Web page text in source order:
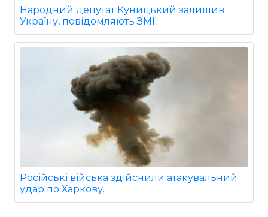
Народний депутат Куницький залишив
Україну, повідомляють ЗМІ.
Російські війська здійснили атакувальний
удар по Харкову.